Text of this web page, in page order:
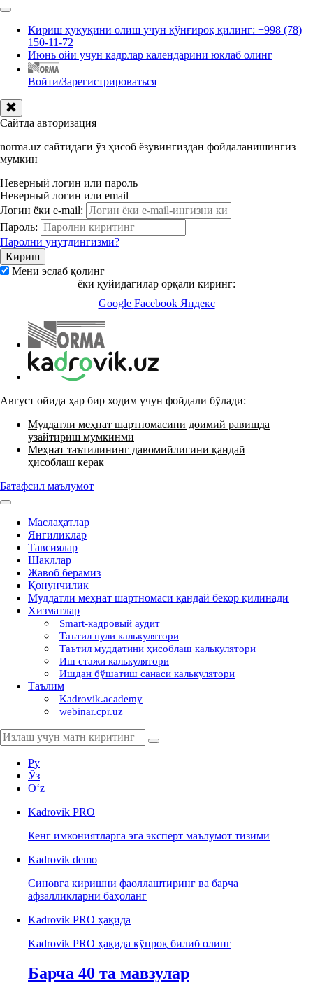
Кириш ҳуқуқини олиш учун қўнғироқ қилинг: +998 (78)
150-11-72
Июнь ойи учун кадрлар календарини юклаб олинг
Войти/Зарегистрироваться
Сайтда авторизация
norma.uz сайтидаги ўз ҳисоб ёзувингиздан фойдаланишингиз
мумкин
Неверный логин или пароль
Неверный логин или email
Логин ёки e-mail:
Пароль:
Паролни унутдингизми?
Мени эслаб қолинг
ёки қуйидагилар орқали киринг:
Google Facebook Яндекс
Август ойида ҳар бир ходим учун фойдали бўлади:
Муддатли меҳнат шартномасини доимий равишда
узайтириш мумкинми
Меҳнат таътилининг давомийлигини қандай
ҳисоблаш керак
Батафсил маълумот
Маслаҳатлар
Янгиликлар
Тавсиялар
Шакллар
Жавоб берамиз
Қонунчилик
Муддатли меҳнат шартномаси қандай бекор қилинади
Хизматлар
Smart-кадровый аудит
Таътил пули калькулятори
Таътил муддатини ҳисоблаш калькулятори
Иш стажи калькулятори
Ишдан бўшатиш санаси калькулятори
Таълим
Kadrovik.academy
webinar.cpr.uz
Ру
Ўз
Oʻz
Kadrovik PRO
Кенг имкониятларга эга эксперт маълумот тизими
Kadrovik demo
Синовга киришни фаоллаштиринг ва барча
афзалликларни баҳоланг
Kadrovik PRO ҳақида
Kadrovik PRO ҳақида кўпроқ билиб олинг
Барча 40 та мавзулар